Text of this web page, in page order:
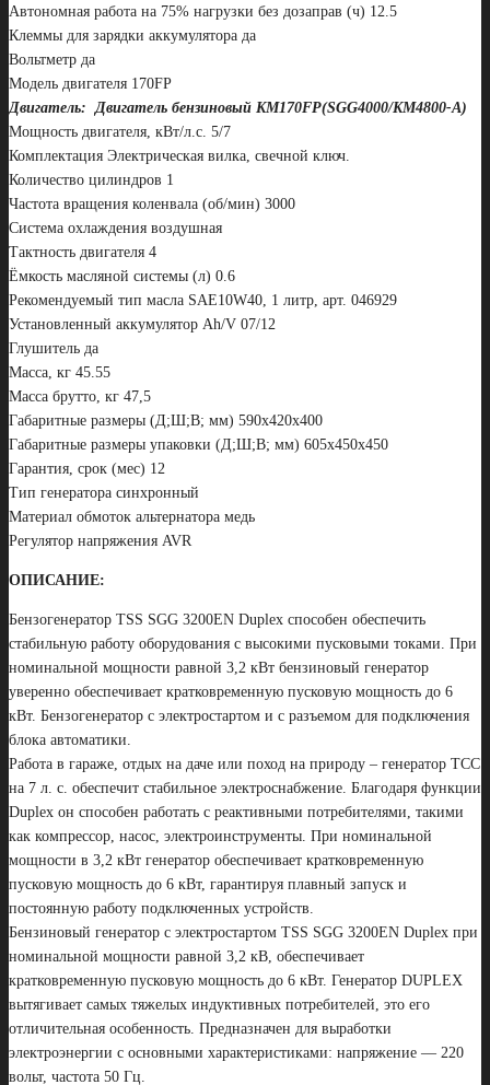
Автономная работа на 75% нагрузки без дозаправ (ч) 12.5
Клеммы для зарядки аккумулятора да
Вольтметр да
Модель двигателя 170FP
Двигатель: Двигатель бензиновый KM170FP(SGG4000/KM4800-A)
Мощность двигателя, кВт/л.с. 5/7
Комплектация Электрическая вилка, свечной ключ.
Количество цилиндров 1
Частота вращения коленвала (об/мин) 3000
Система охлаждения воздушная
Тактность двигателя 4
Ёмкость масляной системы (л) 0.6
Рекомендуемый тип масла SAE10W40, 1 литр, арт. 046929
Установленный аккумулятор Ah/V 07/12
Глушитель да
Масса, кг 45.55
Масса брутто, кг 47,5
Габаритные размеры (Д;Ш;В; мм) 590х420х400
Габаритные размеры упаковки (Д;Ш;В; мм) 605х450х450
Гарантия, срок (мес) 12
Тип генератора синхронный
Материал обмоток альтернатора медь
Регулятор напряжения AVR
ОПИСАНИЕ:
Бензогенератор TSS SGG 3200EN Duplex способен обеспечить
стабильную работу оборудования с высокими пусковыми токами. При
номинальной мощности равной 3,2 кВт бензиновый генератор
уверенно обеспечивает кратковременную пусковую мощность до 6
кВт. Бензогенератор с электростартом и с разъемом для подключения
блока автоматики.
Работа в гараже, отдых на даче или поход на природу – генератор ТСС
на 7 л. с. обеспечит стабильное электроснабжение. Благодаря функции
Duplex он способен работать с реактивными потребителями, такими
как компрессор, насос, электроинструменты. При номинальной
мощности в 3,2 кВт генератор обеспечивает кратковременную
пусковую мощность до 6 кВт, гарантируя плавный запуск и
постоянную работу подключенных устройств.
Бензиновый генератор с электростартом TSS SGG 3200EN Duplex при
номинальной мощности равной 3,2 кВ, обеспечивает
кратковременную пусковую мощность до 6 кВт. Генератор DUPLEX
вытягивает самых тяжелых индуктивных потребителей, это его
отличительная особенность. Предназначен для выработки
электроэнергии с основными характеристиками: напряжение — 220
вольт, частота 50 Гц.